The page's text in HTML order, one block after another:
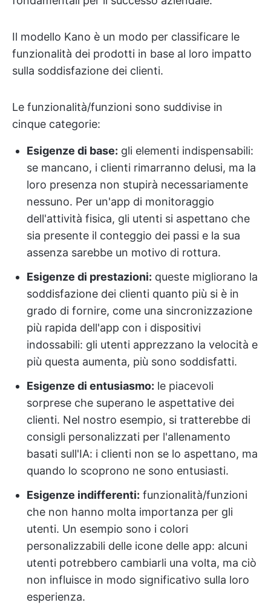
Il modello Kano è un modo per classificare le
funzionalità dei prodotti in base al loro impatto
sulla soddisfazione dei clienti.
Le funzionalità/funzioni sono suddivise in
cinque categorie:
Esigenze di base: gli elementi indispensabili:
se mancano, i clienti rimarranno delusi, ma la
loro presenza non stupirà necessariamente
nessuno. Per un'app di monitoraggio
dell'attività fisica, gli utenti si aspettano che
sia presente il conteggio dei passi e la sua
assenza sarebbe un motivo di rottura.
Esigenze di prestazioni: queste migliorano la
soddisfazione dei clienti quanto più si è in
grado di fornire, come una sincronizzazione
più rapida dell'app con i dispositivi
indossabili: gli utenti apprezzano la velocità e
più questa aumenta, più sono soddisfatti.
Esigenze di entusiasmo: le piacevoli
sorprese che superano le aspettative dei
clienti. Nel nostro esempio, si tratterebbe di
consigli personalizzati per l'allenamento
basati sull'IA: i clienti non se lo aspettano, ma
quando lo scoprono ne sono entusiasti.
Esigenze indifferenti: funzionalità/funzioni
che non hanno molta importanza per gli
utenti. Un esempio sono i colori
personalizzabili delle icone delle app: alcuni
utenti potrebbero cambiarli una volta, ma ciò
non influisce in modo significativo sulla loro
esperienza.